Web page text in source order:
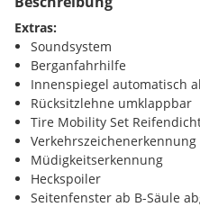
Extras:
Soundsystem
Berganfahrhilfe
Innenspiegel automatisch
Rücksitzlehne umklappbar
Tire Mobility Set
Verkehrszeichenerkennung
Müdigkeitserkennung
Heckspoiler
Seitenfenster ab B-Säule